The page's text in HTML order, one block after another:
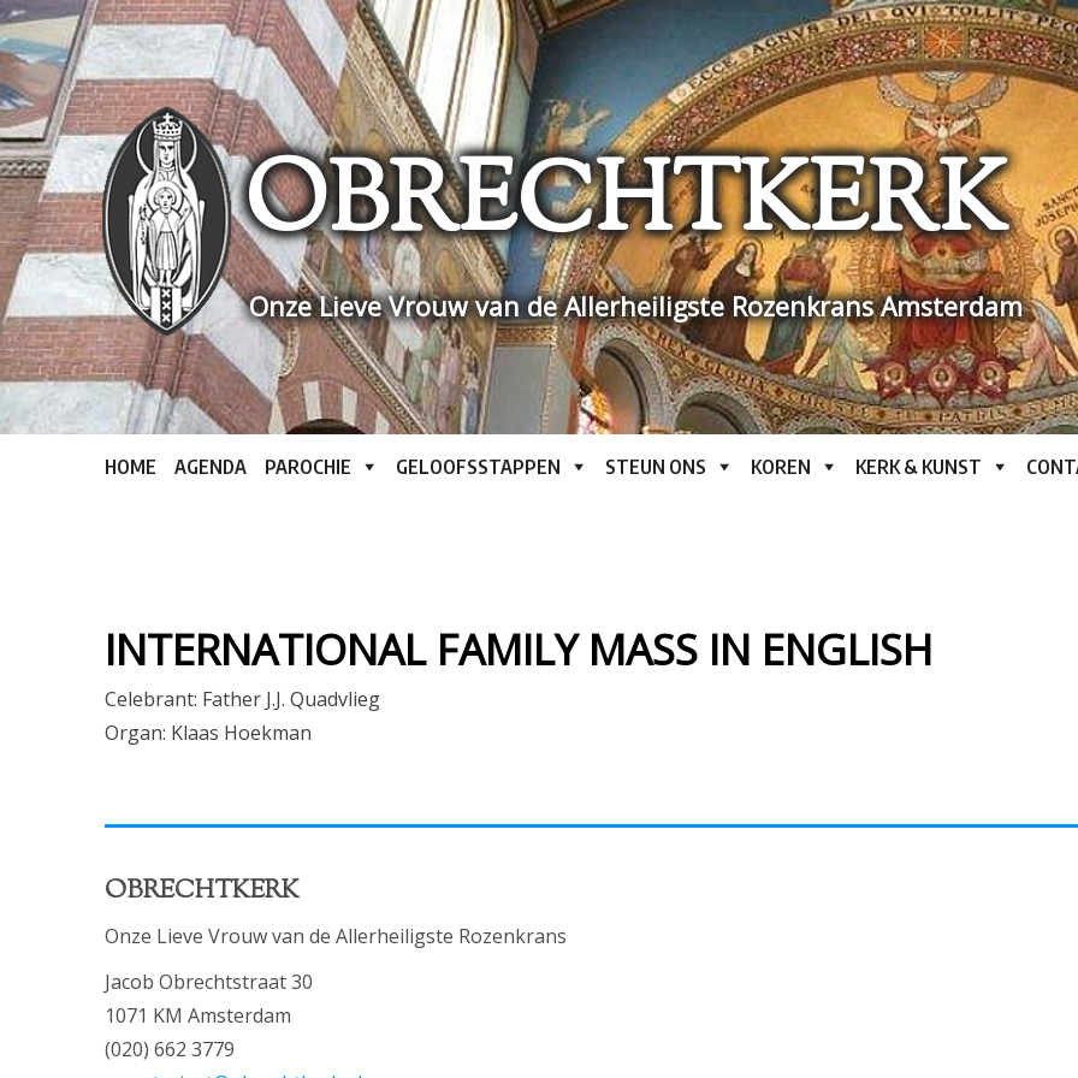
Skip
to
content
OBRECHTKERK
Onze Lieve Vrouw van de Allerheiligste Rozenkrans Amsterdam
HOME AGENDA PAROCHIE GELOOFSSTAPPEN STEUN ONS KOREN KERK & KUNST
INTERNATIONAL FAMILY MASS IN ENGLISH
Celebrant: Father J.J. Quadvlieg
Organ: Klaas Hoekman
OBRECHTKERK
Onze Lieve Vrouw van de Allerheiligste Rozenkrans
Jacob Obrechtstraat 30
1071 KM Amsterdam
(020) 662 3779